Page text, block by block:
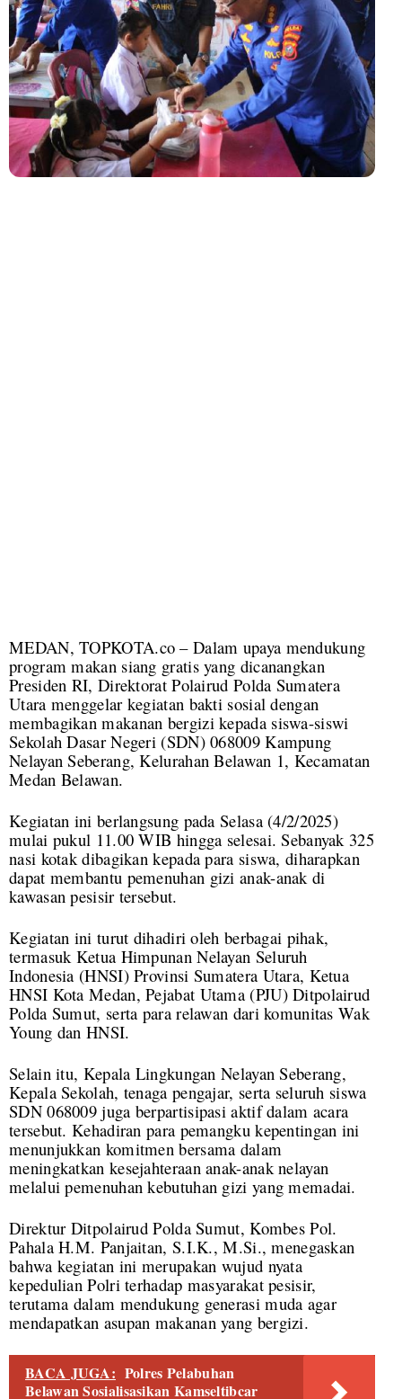
MEDAN, TOPKOTA.co – Dalam upaya mendukung
program makan siang gratis yang dicanangkan
Presiden RI, Direktorat Polairud Polda Sumatera
Utara menggelar kegiatan bakti sosial dengan
membagikan makanan bergizi kepada siswa-siswi
Sekolah Dasar Negeri (SDN) 068009 Kampung
Nelayan Seberang, Kelurahan Belawan 1, Kecamatan
Medan Belawan.
Kegiatan ini berlangsung pada Selasa (4/2/2025)
mulai pukul 11.00 WIB hingga selesai. Sebanyak 325
nasi kotak dibagikan kepada para siswa, diharapkan
dapat membantu pemenuhan gizi anak-anak di
kawasan pesisir tersebut.
Kegiatan ini turut dihadiri oleh berbagai pihak,
termasuk Ketua Himpunan Nelayan Seluruh
Indonesia (HNSI) Provinsi Sumatera Utara, Ketua
HNSI Kota Medan, Pejabat Utama (PJU) Ditpolairud
Polda Sumut, serta para relawan dari komunitas Wak
Young dan HNSI.
Selain itu, Kepala Lingkungan Nelayan Seberang,
Kepala Sekolah, tenaga pengajar, serta seluruh siswa
SDN 068009 juga berpartisipasi aktif dalam acara
tersebut. Kehadiran para pemangku kepentingan ini
menunjukkan komitmen bersama dalam
meningkatkan kesejahteraan anak-anak nelayan
melalui pemenuhan kebutuhan gizi yang memadai.
Direktur Ditpolairud Polda Sumut, Kombes Pol.
Pahala H.M. Panjaitan, S.I.K., M.Si., menegaskan
bahwa kegiatan ini merupakan wujud nyata
kepedulian Polri terhadap masyarakat pesisir,
terutama dalam mendukung generasi muda agar
mendapatkan asupan makanan yang bergizi.
BACA JUGA: Polres Pelabuhan
Belawan Sosialisasikan Kamseltibcar